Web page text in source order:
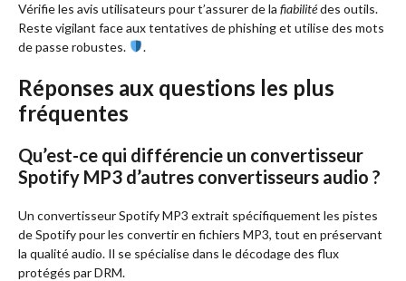
Vérifie les avis utilisateurs pour t’assurer de la fiabilitédes outils.
Reste vigilant face aux tentatives de phishing et utilise des mots
de passe robustes.
.
Réponses aux questions les plus
fréquentes
Qu’est-ce qui différencie un convertisseur
Spotify MP3 d’autres convertisseurs audio ?
Un convertisseur Spotify MP3 extrait spécifiquement les pistes
de Spotify pour les convertir en fichiers MP3, tout en préservant
la qualité audio. Il se spécialise dans le décodage des flux
protégés par DRM.